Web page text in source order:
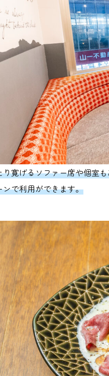
り寛げるソファー席や個室
ンで利用ができます。